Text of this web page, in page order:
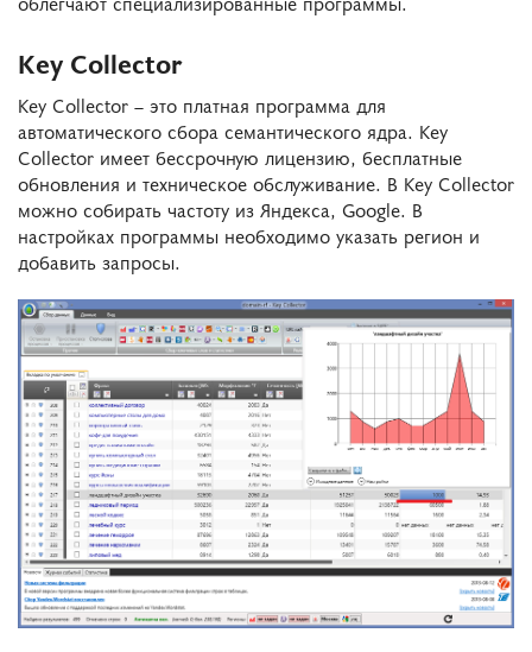
Key Collector
Key Collector – это платная программа для
автоматического сбора семантического ядра. Key
Collector имеет бессрочную лицензию, бесплатные
обновления и техническое обслуживание. В Key Collector
можно собирать частоту из Яндекса, Google. В
настройках программы необходимо указать регион и
добавить запросы.